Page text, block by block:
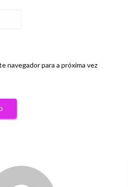
navegador para a próxima vez